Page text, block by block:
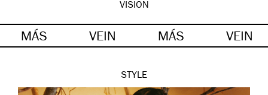
VISION
MÁS VEIN MÁS VEIN
STYLE